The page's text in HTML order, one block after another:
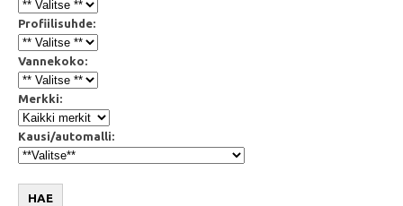
Profiilisuhde:
Vannekoko:
Merkki:
Kausi/automalli:
HAE